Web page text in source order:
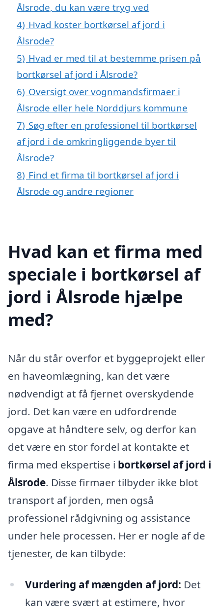
Ålsrode, du kan være tryg ved
4) Hvad koster bortkørsel af jord i
Ålsrode?
5) Hvad er med til at bestemme prisen på
bortkørsel af jord i Ålsrode?
6) Oversigt over vognmandsfirmaer i
Ålsrode eller hele Norddjurs kommune
7) Søg efter en professionel til bortkørsel
af jord i de omkringliggende byer til
Ålsrode?
8) Find et firma til bortkørsel af jord i
Ålsrode og andre regioner
Hvad kan et firma med
speciale i bortkørsel af
jord i Ålsrode hjælpe
med?
Når du står overfor et byggeprojekt eller
en haveomlægning, kan det være
nødvendigt at få fjernet overskydende
jord. Det kan være en udfordrende
opgave at håndtere selv, og derfor kan
det være en stor fordel at kontakte et
firma med ekspertise i bortkørsel af jord i
Ålsrode. Disse firmaer tilbyder ikke blot
transport af jorden, men også
professionel rådgivning og assistance
under hele processen. Her er nogle af de
tjenester, de kan tilbyde:
Vurdering af mængden af jord: Det
kan være svært at estimere, hvor